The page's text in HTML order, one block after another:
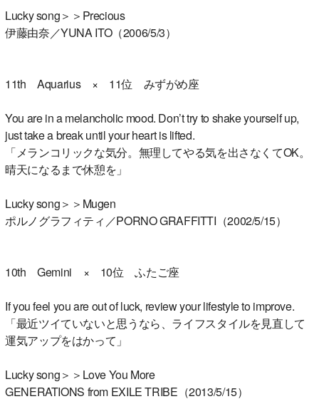
Lucky song＞＞Precious
伊藤由奈／YUNA ITO（2006/5/3）
11th Aquarius × 11位 みずがめ座
You are in a melancholic mood. Don’t try to shake yourself up,
just take a break until your heart is lifted.
「メランコリックな気分。無理してやる気を出さなくてOK。
晴天になるまで休憩を」
Lucky song＞＞Mugen
ポルノグラフィティ／PORNO GRAFFITTI（2002/5/15）
10th Gemini × 10位 ふたご座
If you feel you are out of luck, review your lifestyle to improve.
「最近ツイていないと思うなら、ライフスタイルを見直して
運気アップをはかって」
Lucky song＞＞Love You More
GENERATIONS from EXILE TRIBE（2013/5/15）